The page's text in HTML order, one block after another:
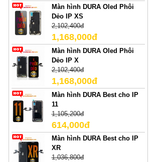
Màn hình DURA Oled Phôi
Dẻo IP XS
2,102,400đ
1,168,000đ
Màn hình DURA Oled Phôi
Dẻo IP X
2,102,400đ
1,168,000đ
Màn hình DURA Best cho IP
11
1,105,200đ
614,000đ
Màn hình DURA Best cho IP
XR
1,036,800đ